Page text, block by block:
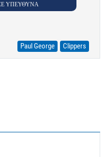
ΥΠΕΥΘΥΝΑ
Paul George Clippers